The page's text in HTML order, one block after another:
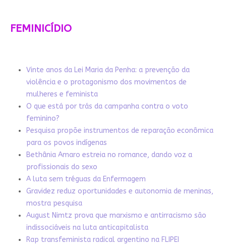
FEMINICÍDIO
Vinte anos da Lei Maria da Penha: a prevenção da
violência e o protagonismo dos movimentos de
mulheres e feminista
O que está por trás da campanha contra o voto
feminino?
Pesquisa propõe instrumentos de reparação econômica
para os povos indígenas
Bethânia Amaro estreia no romance, dando voz a
profissionais do sexo
A luta sem tréguas da Enfermagem
Gravidez reduz oportunidades e autonomia de meninas,
mostra pesquisa
August Nimtz prova que marxismo e antirracismo são
indissociáveis na luta anticapitalista
Rap transfeminista radical argentino na FLIPEI